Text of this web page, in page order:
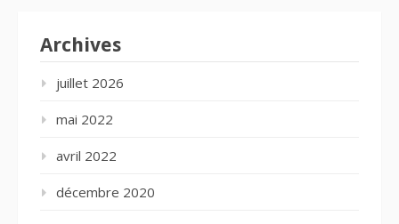
Archives
juillet 2026
mai 2022
avril 2022
décembre 2020